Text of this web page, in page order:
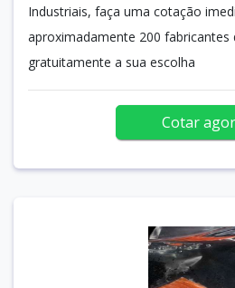
Industriais, faça uma cotação
aproximadamente 200 fabricantes
gratuitamente a sua escolha
Cotar